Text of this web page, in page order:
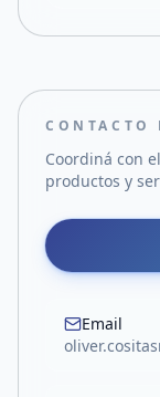
CONTACTO
Coordiná con
productos y
Email